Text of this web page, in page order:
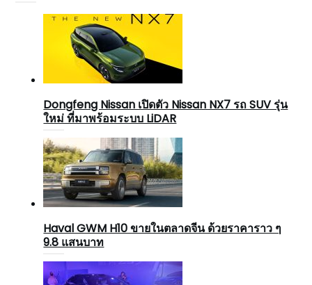
Dongfeng Nissan เปิดตัว Nissan NX7 รถ SUV รุ่น
ใหม่ ที่มาพร้อมระบบ LiDAR
Haval GWM H10 ขายในตลาดจีน ด้วยราคาราว ๆ
9.8 แสนบาท